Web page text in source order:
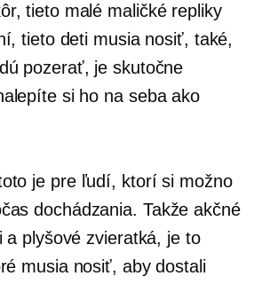
tieto malé maličké repliky
tieto deti musia nosiť, také,
pozerať, je skutočne
si ho na seba ako
je pre ľudí, ktorí si možno
dochádzania. Takže akčné
a plyšové zvieratká, je to
musia nosiť, aby dostali